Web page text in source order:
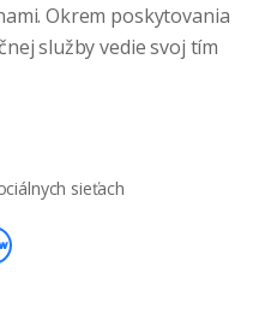
Okrem poskytovania
služby vedie svoj tím
sieťach